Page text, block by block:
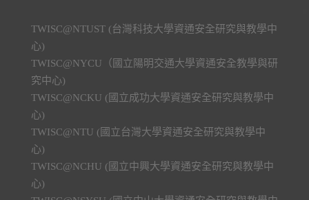
TWISC@NTUST (台灣科技大學資通安全研究與教學中
心)
TWISC@NYCU（國立陽明交通大學資通安全教學與研
究中心)
TWISC@NCKU (國立成功大學資通安全研究與教學中
心)
TWISC@NTU (國立台灣大學資通安全研究與教學中
心)
TWISC@NCHU (國立中興大學資通安全研究與教學中
心)